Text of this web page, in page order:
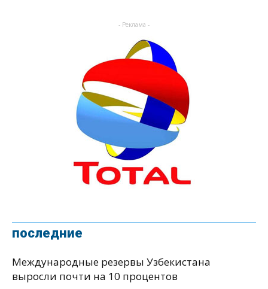
- Реклама -
последние
Международные резервы Узбекистана
выросли почти на 10 процентов